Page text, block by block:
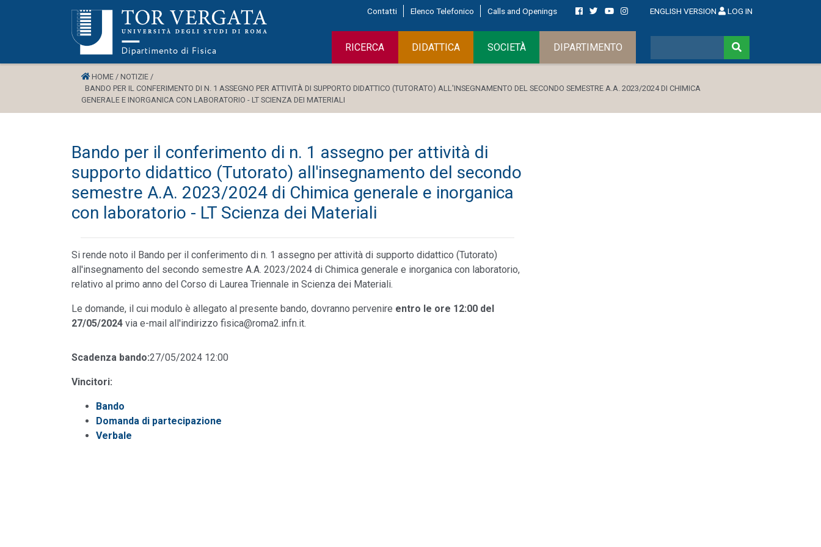
Contatti Elenco Telefonico Calls and Openings ENGLISH VERSION LOG IN
RICERCA DIDATTICA SOCIETÀ DIPARTIMENTO
HOME / NOTIZIE /
BANDO PER IL CONFERIMENTO DI N. 1 ASSEGNO PER ATTIVITÀ DI SUPPORTO DIDATTICO (TUTORATO) ALL'INSEGNAMENTO DEL SECONDO SEMESTRE A.A. 2023/2024 DI CHIMICA
GENERALE E INORGANICA CON LABORATORIO - LT SCIENZA DEI MATERIALI
Bando per il conferimento di n. 1 assegno per attività di
supporto didattico (Tutorato) all'insegnamento del secondo
semestre A.A. 2023/2024 di Chimica generale e inorganica
con laboratorio - LT Scienza dei Materiali
Si rende noto il Bando per il conferimento di n. 1 assegno per attività di supporto didattico (Tutorato)
all'insegnamento del secondo semestre A.A. 2023/2024 di Chimica generale e inorganica con laboratorio,
relativo al primo anno del Corso di Laurea Triennale in Scienza dei Materiali.
Le domande, il cui modulo è allegato al presente bando, dovranno pervenire entro le ore 12:00 del
27/05/2024 via e-mail all'indirizzo fisica@roma2.infn.it.
Scadenza bando:27/05/2024 12:00
Vincitori:
Bando
Domanda di partecipazione
Verbale